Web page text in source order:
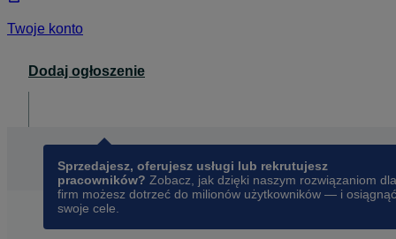
Twoje konto
Dodaj ogłoszenie
Sprzedajesz, oferujesz usługi lub rekrutujesz
pracowników? Zobacz, jak dzięki naszym rozwiązaniom dla
firm możesz dotrzeć do milionów użytkowników — i osiągnąć
swoje cele.